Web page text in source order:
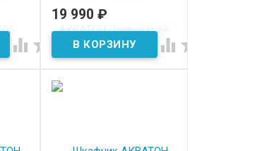
 
грей, дуб ойстер
В наличии
19 990₽
 